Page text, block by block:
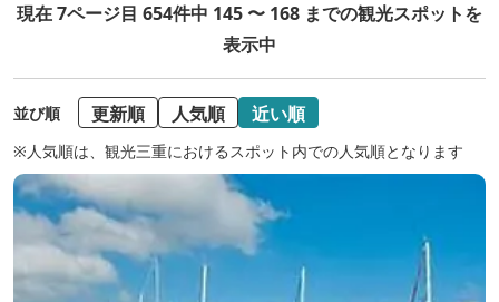
現在 7ページ目 654件中 145 〜 168 までの観光スポットを
表示中
並び順 更新順 人気順 近い順
※人気順は、観光三重におけるスポット内での人気順となります